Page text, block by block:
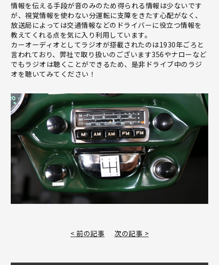
情報を伝える手段が音のみのため得られる情報は少ないです
が、視覚情報を使わない分運転に支障をきたす心配がなく、
放送局によっては交通情報などのドライバーに役立つ情報を
教えてくれる点を気に入り利用しています。
カーオーディオとしてラジオが搭載されたのは1930年ごろと
言われており、弊社で取り扱いのございます356やナローなど
でもラジオは聴くことができるため、是非ドライブ中のラジ
オを聴いてみてください！
< 前の記事 次の記事 >